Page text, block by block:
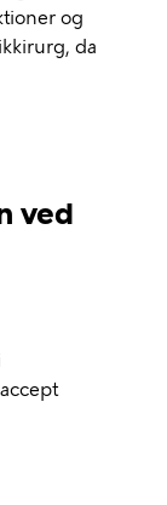
og
da
ved